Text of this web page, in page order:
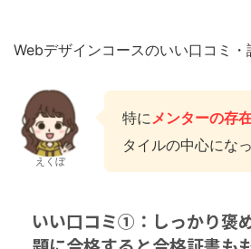
Webデザインコースのいい口コミ・
えくぼ
特にメンターの存
タイルの中心にな
いい口コミ①：しっかり褒